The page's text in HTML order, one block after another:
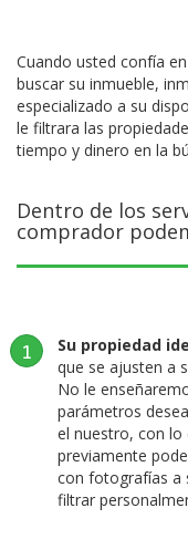
Cuando usted confía
buscar su inmueble,
especializado a su
le filtrara las
tiempo y dinero en la
Dentro de los
comprador
1 Su propiedad
que se ajusten a
No le
parámetros
el nuestro, con lo
previamente
con fotografías a
filtrar